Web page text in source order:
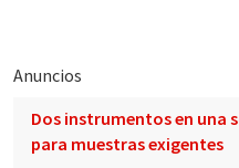
Anuncios
Dos instrumentos en una
para muestras exigentes